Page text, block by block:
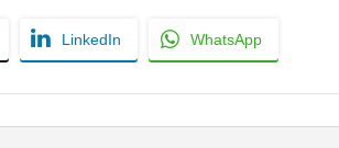
LinkedIn WhatsApp